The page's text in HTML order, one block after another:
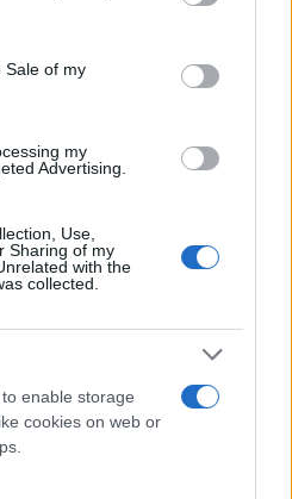
and its third-party tags to
purposes in below Google
Sale of my
my
Advertising.
Use,
Sharing of my
with the
collected.
enable storage
cookies on web or
θα ισχύσουν οι
αγώνων:
ο δρόμος από τη